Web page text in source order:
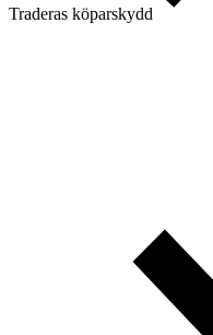
Traderas köparskydd